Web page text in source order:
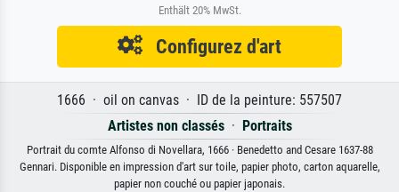
Enthält 20% MwSt.
Configurez d'art
1666 · oil on canvas · ID de la peinture: 557507
Artistes non classés· Portraits
Portrait du comte Alfonso di Novellara, 1666 · Benedetto and Cesare 1637-88
Gennari. Disponible en impression d'art sur toile, papier photo, carton aquarelle,
papier non couché ou papier japonais.